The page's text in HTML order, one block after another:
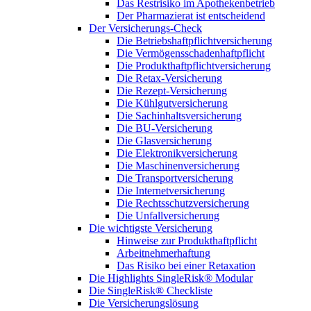
Das Restrisiko im Apothekenbetrieb
Der Pharmazierat ist entscheidend
Der Versicherungs-Check
Die Betriebshaftpflichtversicherung
Die Vermögensschadenhaftpflicht
Die Produkthaftpflichtversicherung
Die Retax-Versicherung
Die Rezept-Versicherung
Die Kühlgutversicherung
Die Sachinhaltsversicherung
Die BU-Versicherung
Die Glasversicherung
Die Elektronikversicherung
Die Maschinenversicherung
Die Transportversicherung
Die Internetversicherung
Die Rechtsschutzversicherung
Die Unfallversicherung
Die wichtigste Versicherung
Hinweise zur Produkthaftpflicht
Arbeitnehmerhaftung
Das Risiko bei einer Retaxation
Die Highlights SingleRisk® Modular
Die SingleRisk® Checkliste
Die Versicherungslösung